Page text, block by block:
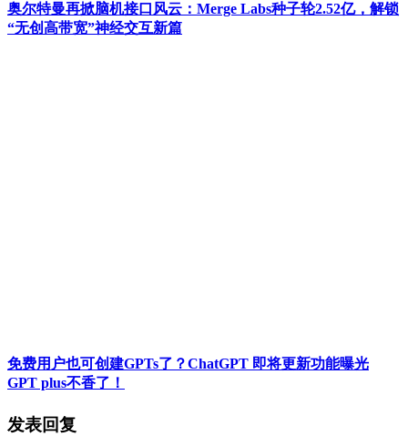
奥尔特曼再掀脑机接口风云：Merge Labs种子轮2.52亿，解锁
“无创高带宽”神经交互新篇
免费用户也可创建GPTs了？ChatGPT 即将更新功能曝光
GPT plus不香了！
发表回复